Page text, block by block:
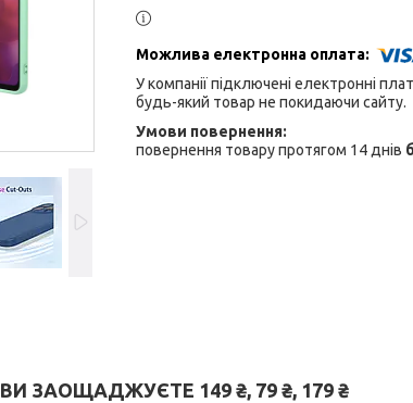
У компанії підключені електронні
будь-який товар не покидаючи сайту.
повернення товару протягом 14 днів
ВИ ЗАОЩАДЖУЄТЕ 149 ₴, 79 ₴, 179 ₴